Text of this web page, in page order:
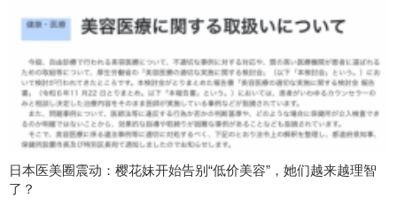
日本医美圈震动：樱花妹开始告别“低价美容”，她们越来越理智
了？